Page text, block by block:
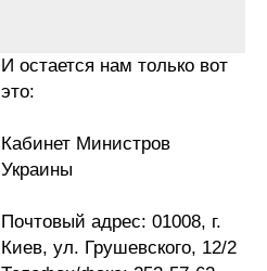
И остается нам только вот
это:
Кабинет Министров
Украины
Почтовый адрес: 01008, г.
Киев, ул. Грушевского, 12/2